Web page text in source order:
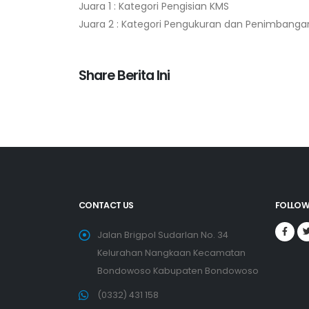
Juara 1 : Kategori Pengisian KMS
Juara 2 : Kategori Pengukuran dan
Share Berita Ini
CONTACT US
Jalan Brigpol Sudarlan No. 34
Kelurahan Nangkaan Kecamatan
Bondowoso Kabupaten Bondowoso
(0332) 431 158